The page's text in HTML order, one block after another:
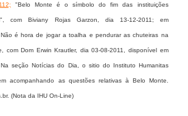
"Belo Monte é o símbolo do fim das instituições
com Biviany Rojas Garzon, dia 13-12-2011; em
Não é hora de jogar a toalha e pendurar as chuteiras na
com Dom Erwin Krautler, dia 03-08-2011, disponível em
Na seção Notícias do Dia, o sitio do Instituto Humanitas
acompanhando as questões relativas à Belo Monte.
(Nota da IHU On-Line)